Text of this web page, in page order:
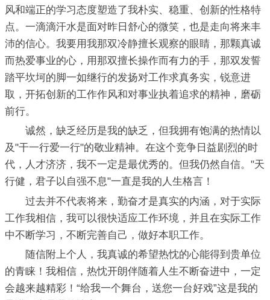
风和端正的学习态度塑造了我朴实、稳重、创新的性格特
点。一滴滴汗水是面对昨日舒心的微笑，也是走向将来丰
沛的信心。我要用我那双冷静擅长观察的眼睛，那颗真诚
而热爱事业的心，用那双擅长操作而有力的手，那双发誓
踏平坎坷的脚一如继行的发扬对工作求真务实，锐意进
取，开拓创新的工作作风和对事业执着追求的精神，磨砺
前行。
诚然，缺乏经历是我的缺乏，但我拥有饱满的热情以
及"干一行爱一行"的敬业精神。在这个竞争日益剧烈的时
代，人才济济，我不一定是最优秀的。但我仍然自信。"天
行健，君子以自强不息"一直是我的人生格言！
过去并不代表将来，勤奋才是真实的内涵，对于实际
工作我相信，我可以很快适应工作环境，并且在实际工作
中不断学习，不断完善自己，做好本职工作。
随信附上个人，我真诚的希望热忱的心能得到贵单位
的青睐！我相信，热忱开朗伴随着人生不断奋进中，一定
会越来越精彩！“给我一个舞台，送您一台好戏”这是我的